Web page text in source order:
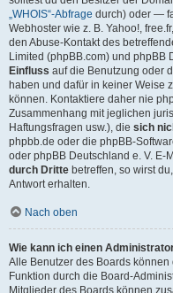
„WHOIS“-Abfrage durch) oder —
Webhoster wie z. B. Yahoo!,
den Abuse-Kontakt des
Limited (phpBB.com) und phpBB
Einfluss auf die Benutzung oder
haben und dafür in keiner Weise
können. Kontaktiere daher nie
Zusammenhang mit jeglichen
Haftungsfragen usw.), die sich
phpbb.de oder die phpBB-
oder phpBB Deutschland e. V. E-
durch Dritte betreffen, so wirst
Antwort erhalten.
Nach oben
Wie kann ich einen
Alle Benutzer des Boards
Funktion durch die Board-
Mitglieder des Boards können